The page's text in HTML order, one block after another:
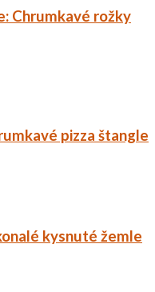
Chrumkavé rožky
pizza štangle
kysnuté žemle